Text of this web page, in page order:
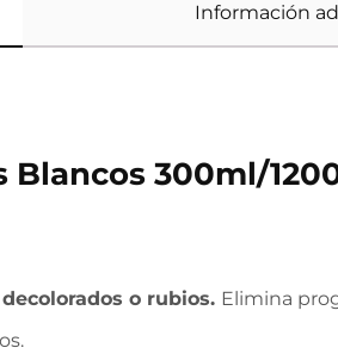
Información
Blancos 300ml/
o rubios. Elimina